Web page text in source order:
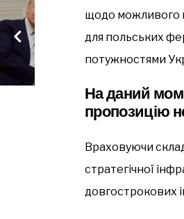
щодо можливого
для польських
потужностями
На даний
пропозицію
Враховуючи
стратегічної
довгострокових